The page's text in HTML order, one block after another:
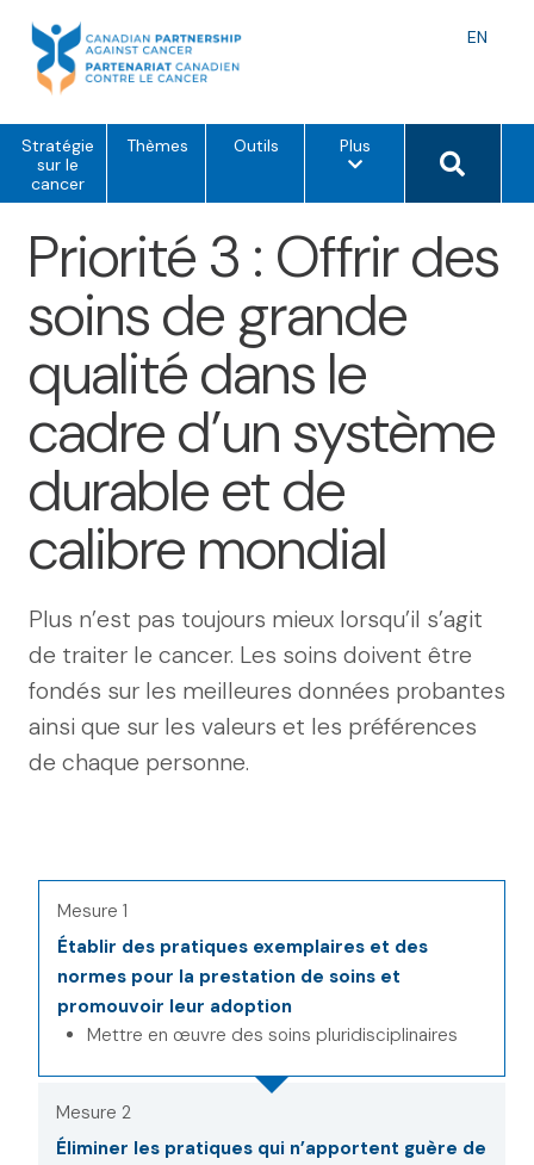
content
EN
Stratégie
sur le
cancer
Thèmes Outils Pluso
i
n
s
d
e
m
e
Search
Priorité 3 : Offrir des
soins de grande
qualité dans le
cadre d’un système
durable et de
calibre mondial
Plus n’est pas toujours mieux lorsqu’il s’agit
de traiter le cancer. Les soins doivent être
fondés sur les meilleures données probantes
ainsi que sur les valeurs et les préférences
de chaque personne.
Mesure 1
Établir des pratiques exemplaires et des
normes pour la prestation de soins et
promouvoir leur adoption
Mettre en œuvre des soins pluridisciplinaires
Mesure 2
Éliminer les pratiques qui n’apportent guère de